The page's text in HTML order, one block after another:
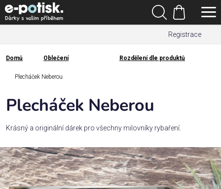
Přejít
na
obsah
Registrace
Hledat
Nákupní
košík
Kategorie
Dárek
Rodina
/
Láska
Domů
Domů Oblečení Rozdělení dle produktů
Plecháček Neberou
Plecháček Neberou
Krásný a originální dárek pro všechny milovníky rybaření.